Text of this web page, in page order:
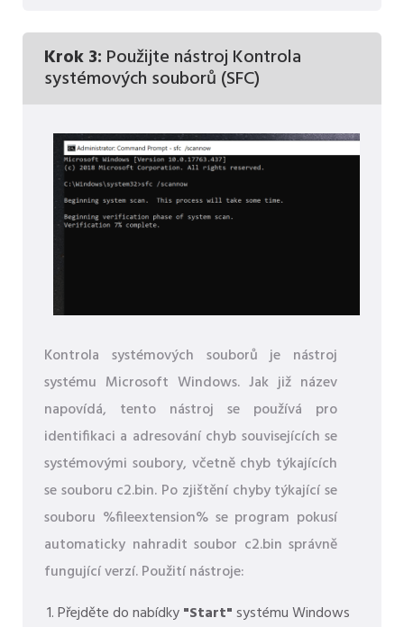
Krok 3: Použijte nástroj Kontrola
systémových souborů (SFC)
Kontrola systémových souborů je nástroj
systému Microsoft Windows. Jak již název
napovídá, tento nástroj se používá pro
identifikaci a adresování chyb souvisejících se
systémovými soubory, včetně chyb týkajících
se souboru c2.bin. Po zjištění chyby týkající se
souboru %fileextension% se program pokusí
automaticky nahradit soubor c2.bin správně
fungující verzí. Použití nástroje:
Přejděte do nabídky"Start"systému Windows